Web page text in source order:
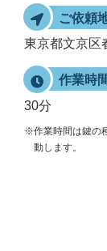
ご依頼
東京都文京区
作業時
30分
※作業時間は鍵の
動します。